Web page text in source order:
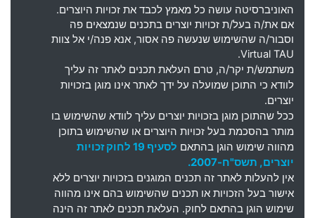
האוניברסיטה עושה כל מאמץ לכבד את זכויות היוצרים.
אם את/ה בעל/ת זכויות יוצרים בתכנים שנמצאים פה
וסבור/ה שהשימוש שנעשה פה אסור, אנא פנה/י אל צוות
Virtual TAU.
משתמש/ת יקר/ה, טרם העלאת תכנים לאתר זה עליך
לוודא כי התוכן שמועלה על ידך לאתר אינו מוגן בזכויות
יוצרים.
ככל שהתוכן מוגן בזכויות יוצרים עליך לוודא שהשימוש בו
מותר בהסכמת בעל זכויות היוצרים או שהשימוש בתוכן
מהווה שימוש הוגן בהתאם
לסעיף 19 לחוק זכויות
יוצרים, תשס"ח-2007.
אין להעלות לאתר זה תכנים המוגנים בזכויות יוצרים ללא
אישור בעל הזכויות או תכנים שהשימוש בהם אינו מהווה
שימוש הוגן בהתאם לחוק. העלאת תכנים לאתר זה הינה